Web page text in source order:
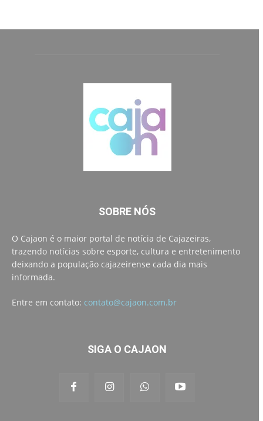
SOBRE NÓS
O Cajaon é o maior portal de notícia de Cajazeiras,
trazendo notícias sobre esporte, cultura e entretenimento
deixando a população cajazeirense cada dia mais
informada.
Entre em contato: contato@cajaon.com.br
SIGA O CAJAON